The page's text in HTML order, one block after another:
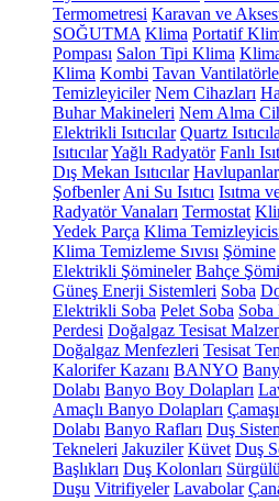
Termometresi Karavan ve
SOĞUTMA Klima Portatif
Pompası Salon Tipi Klima
Klima Kombi Tavan
Temizleyiciler Nem Cihazları
Buhar Makineleri Nem Alma
Elektrikli Isıtıcılar Quartz
IsıtıcılarYağlı Radyatör Fanlı
Dış Mekan Isıtıcılar Havlupanlar
Şofbenler Ani Su Isıtıcı Isıtma
Radyatör Vanaları Termostat
Yedek Parça Klima
Klima Temizleme Sıvısı Şömine
Elektrikli Şömineler Bahçe
Güneş Enerji Sistemleri Soba
Elektrikli Soba Pelet Soba Soba
Perdesi Doğalgaz Tesisat
Doğalgaz Menfezleri Tesisat
Kalorifer Kazanı BANYO
Dolabı Banyo Boy Dolapları
Amaçlı Banyo Dolapları
Dolabı Banyo Rafları Duş
Tekneleri Jakuziler Küvet Duş
Başlıkları Duş Kolonları
Duşu Vitrifiyeler Lavabolar